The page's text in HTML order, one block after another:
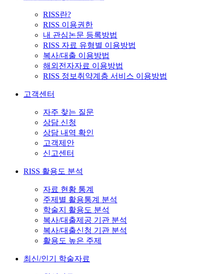
RISS란?
RISS 이용권한
내 관심논문 등록방법
RISS 자료 유형별 이용방법
복사/대출 이용방법
해외전자자료 이용방법
RISS 정보취약계층 서비스 이용방법
고객센터
자주 찾는 질문
상담 신청
상담 내역 확인
고객제안
신고센터
RISS 활용도 분석
자료 현황 통계
주제별 활용통계 분석
학술지 활용도 분석
복사/대출제공 기관 분석
복사/대출신청 기관 분석
활용도 높은 주제
최신/인기 학술자료